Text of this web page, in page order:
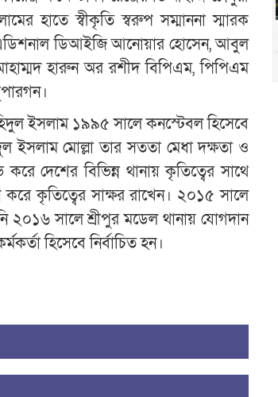
হাতে স্বীকৃতি স্বরুপ সম্মাননা স্মারক
ডিআইজি আনোয়ার হোসেন, আবুল
হারুন অর রশীদ বিপিএম, পিপিএম
ইসলাম ১৯৯৫ সালে কনস্টেবল হিসেবে
ইসলাম মোল্লা তার সততা মেধা দক্ষতা ও
দেশের বিভিন্ন থানায় কৃতিত্বের সাথে
কৃতিত্বের সাক্ষর রাখেন। ২০১৫ সালে
২০১৬ সালে শ্রীপুর মডেল থানায় যোগদান
হিসেবে নির্বাচিত হন।